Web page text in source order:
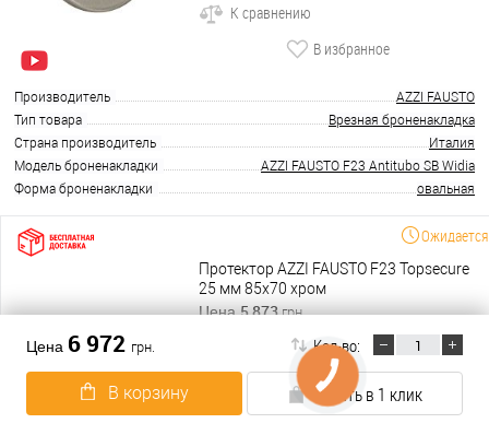
Цена 6 972 грн. Кол-во:
В корзину Купить в 1 клик
К сравнению
В избранное
Производитель
AZZI FAUSTO
Тип товара
Врезная броненакладка
Страна производитель
Италия
Модель броненакладки
AZZI FAUSTO F23 Antitubo SB Widia
Форма броненакладки
овальная
Ожидается
Протектор AZZI FAUSTO F23 Topsecure
25 мм 85х70 хром
Цена5 873грн.
В корзину
Подробнее